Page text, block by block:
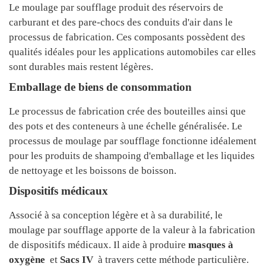
Le moulage par soufflage produit des réservoirs de
carburant et des pare-chocs des conduits d'air dans le
processus de fabrication. Ces composants possèdent des
qualités idéales pour les applications automobiles car elles
sont durables mais restent légères.
Emballage de biens de consommation
Le processus de fabrication crée des bouteilles ainsi que
des pots et des conteneurs à une échelle généralisée. Le
processus de moulage par soufflage fonctionne idéalement
pour les produits de shampoing d'emballage et les liquides
de nettoyage et les boissons de boisson.
Dispositifs médicaux
Associé à sa conception légère et à sa durabilité, le
moulage par soufflage apporte de la valeur à la fabrication
de dispositifs médicaux. Il aide à produire masques à
oxygène et Sacs IV à travers cette méthode particulière.